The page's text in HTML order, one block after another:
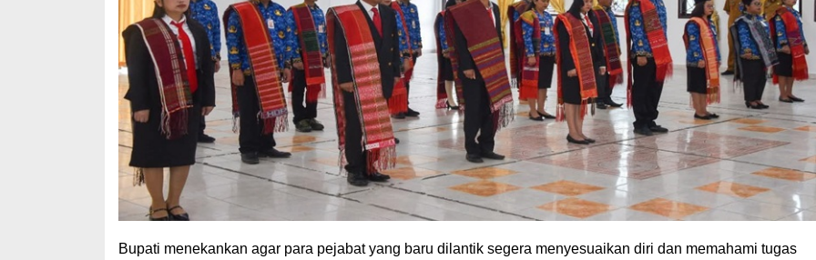
Bupati menekankan agar para pejabat yang baru dilantik segera menyesuaikan diri dan memahami tugas